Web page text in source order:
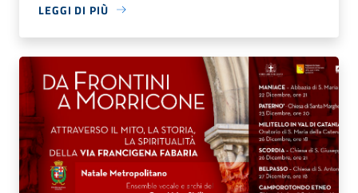
LEGGI DI PIÙ